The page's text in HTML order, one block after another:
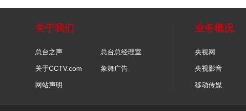
关于我们
总台之声 总台总经理室
关于CCTV.com 象舞广告
网站声明
业务概况
央视网
央视影音
移动传媒